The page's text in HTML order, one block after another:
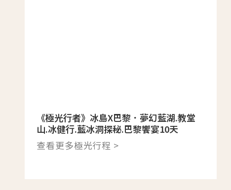
《極光行者》冰島X巴黎．夢幻藍湖.教堂
山.冰健行.藍冰洞探秘.巴黎饗宴10天
查看更多極光行程 >